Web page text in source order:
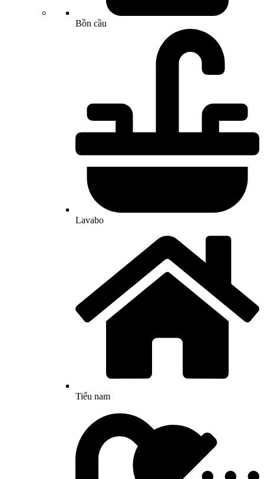
Bồn cầu
Lavabo
Tiểu nam